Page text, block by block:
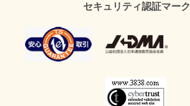
セキュリティ認証マーク